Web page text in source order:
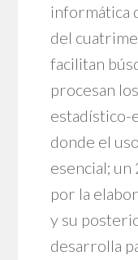
informática
del
facilitan
procesan
estadístico-
donde el
esencial; un
por la
y su
desarrolla